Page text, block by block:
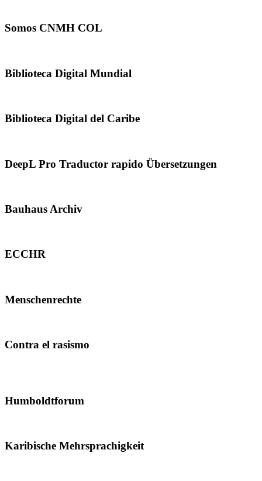
Somos CNMH COL
Biblioteca Digital Mundial
Biblioteca Digital del Caribe
DeepL Pro Traductor rapido Übersetzungen
Bauhaus Archiv
ECCHR
Menschenrechte
Contra el rasismo
Humboldtforum
Karibische Mehrsprachigkeit